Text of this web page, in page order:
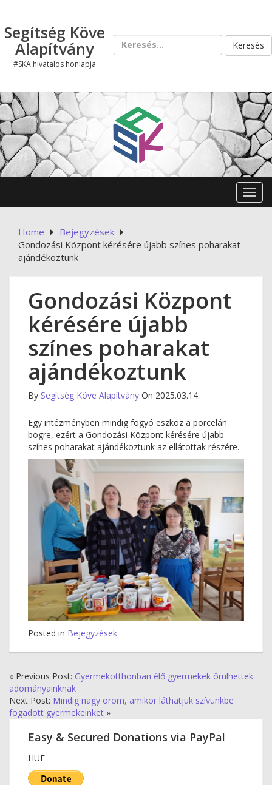
content
Segítség Köve
Alapítvány
#SKA hivatalos honlapja
Keresés:
Home
Bejegyzések
Gondozási Központ kérésére újabb színes poharakat
ajándékoztunk
Gondozási Központ
kérésére újabb
színes poharakat
ajándékoztunk
By Segítség Köve Alapítvány On 2025.03.14.
Egy intézményben mindig fogyó eszköz a porcelán
bögre, ezért a Gondozási Központ kérésére újabb
színes poharakat ajándékoztunk az ellátottak részére.
Posted in Bejegyzések
« Previous Post: Gyermekotthonban élő gyermekek örülhettek
adományainknak
Next Post: Mindig nagy öröm, amikor láthatjuk szívünkbe
fogadott gyermekeinket »
Easy & Secured Donations via PayPal
HUF